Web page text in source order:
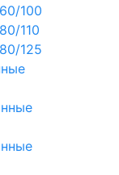
100
110
125